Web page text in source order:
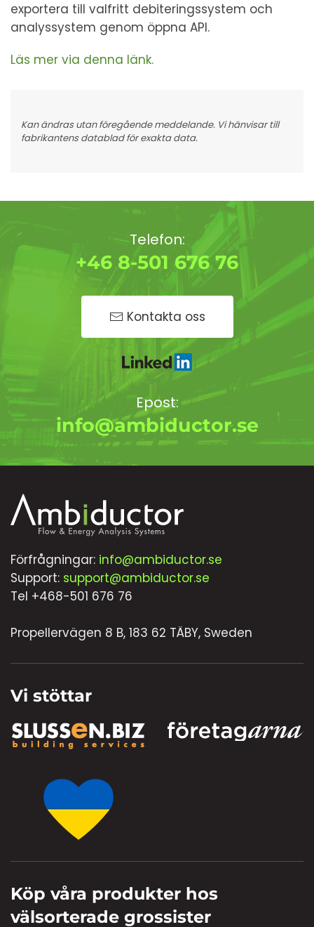
exportera till valfritt debiteringssystem och
analyssystem genom öppna API.
Läs mer via denna länk.
Kan ändras utan föregående meddelande. Vi hänvisar till
fabrikantens datablad för exakta data.
Telefon:
+46 8-501 676 76
Kontakta oss
Epost:
info@ambiductor.se
Förfrågningar: info@ambiductor.se
Support: support@ambiductor.se
Tel +468-501 676 76
Propellervägen 8 B, 183 62 TÄBY, Sweden
Vi stöttar
Köp våra produkter hos
välsorterade grossister